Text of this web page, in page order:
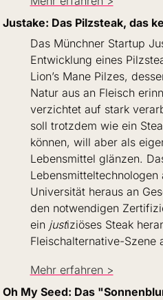
Justake: Das Pilzsteak, das
Das Münchner Startup
Entwicklung eines
Lion’s Mane Pilzes,
Natur aus an Fleisch
verzichtet auf stark
soll trotzdem wie ein
können, will aber als
Lebensmittel glänzen.
Universität heraus an
den notwendigen
ein justiziöses Steak
Fleischalternative-Szene
Mehr erfahren >
Oh My Seed: Das